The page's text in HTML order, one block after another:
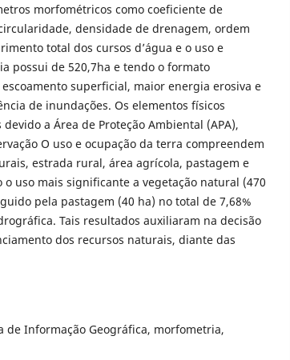
morfométricos como coeficiente de
densidade de drenagem, ordem
total dos cursos d’água e o uso e
possui de 520,7ha e tendo o formato
superficial, maior energia erosiva e
de inundações. Os elementos físicos
a Área de Proteção Ambiental (APA),
O uso e ocupação da terra compreendem
estrada rural, área agrícola, pastagem e
uso mais significante a vegetação natural (470
pela pastagem (40 ha) no total de 7,68%
Tais resultados auxiliaram na decisão
dos recursos naturais, diante das
de Informação Geográfica, morfometria,